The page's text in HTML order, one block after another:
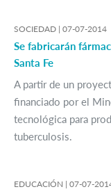
SOCIEDAD | 07-07-2014
Se fabricarán
Santa Fe
A partir de un
financiado por el
tecnológica para
tuberculosis.
EDUCACIÓN | 07-07-